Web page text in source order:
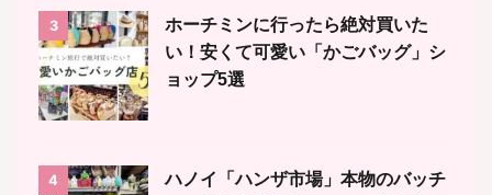
3
ホーチミンに行ったら絶対買いた
い！安くて可愛い「かごバッグ」シ
ョップ5選
4
ハノイ「ハンザ市場」本物のバッチ